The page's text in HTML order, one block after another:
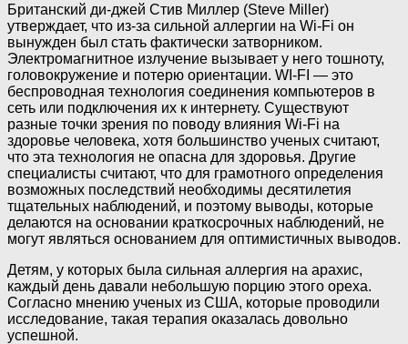
Британский ди-джей Стив Миллер (Steve Miller)
утверждает, что из-за сильной аллергии на Wi-Fi он
вынужден был стать фактически затворником.
Электромагнитное излучение вызывает у него тошноту,
головокружение и потерю ориентации. WI-FI — это
беспроводная технология соединения компьютеров в
сеть или подключения их к интернету. Существуют
разные точки зрения по поводу влияния Wi-Fi на
здоровье человека, хотя большинство ученых считают,
что эта технология не опасна для здоровья. Другие
специалисты считают, что для грамотного определения
возможных последствий необходимы десятилетия
тщательных наблюдений, и поэтому выводы, которые
делаются на основании краткосрочных наблюдений, не
могут являться основанием для оптимистичных выводов.
Детям, у которых была сильная аллергия на арахис,
каждый день давали небольшую порцию этого ореха.
Согласно мнению ученых из США, которые проводили
исследование, такая терапия оказалась довольно
успешной.